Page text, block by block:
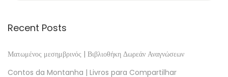
K
z
Recent Posts
Ματωμένος μεσημβρινός | Βιβλιοθήκη Δωρεάν Αναγνώσεων
Contos da Montanha | Livros para Compartilhar